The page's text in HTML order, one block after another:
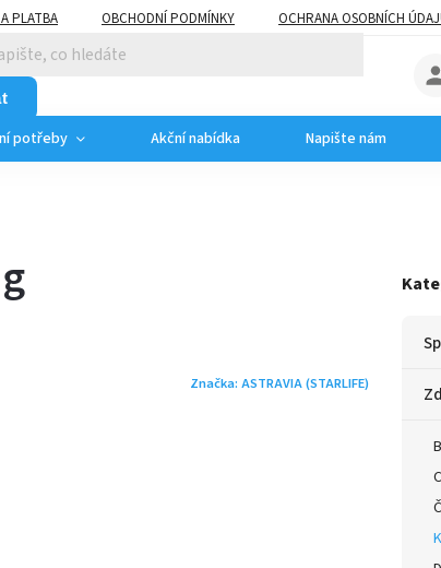
PLATBA OBCHODNÍ PODMÍNKY OCHRANA OSOBNÍCH
potřeby Akční nabídka Napište nám
Značka: ASTRAVIA (STARLIFE)